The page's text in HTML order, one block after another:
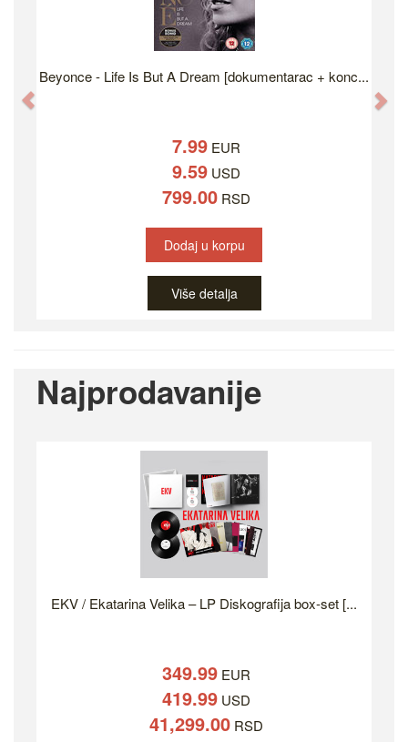
Beyonce - Life Is But A Dream [dokumentarac + konc...
7.99 EUR
9.59 USD
799.00 RSD
Dodaj u korpu
Više detalja
Najprodavanije
EKV / Ekatarina Velika – LP Diskografija box-set [...
349.99 EUR
419.99 USD
41,299.00 RSD